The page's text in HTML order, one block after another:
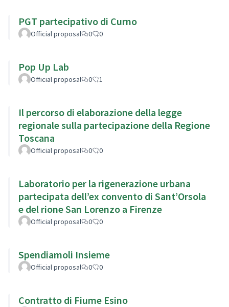
PGT partecipativo di Curno
Official proposal 0 0
Pop Up Lab
Official proposal 0 1
Il percorso di elaborazione della legge
regionale sulla partecipazione della Regione
Toscana
Official proposal 0 0
Laboratorio per la rigenerazione urbana
partecipata dell’ex convento di Sant’Orsola
e del rione San Lorenzo a Firenze
Official proposal 0 0
Spendiamoli Insieme
Official proposal 0 0
Contratto di Fiume Esino